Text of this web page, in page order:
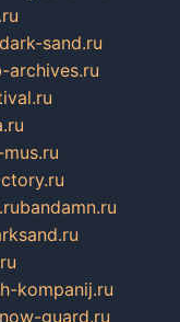
dark-sand.ru
archives.ru
mus.ru
bandamn.ru
kompanij.ru
guard.ru